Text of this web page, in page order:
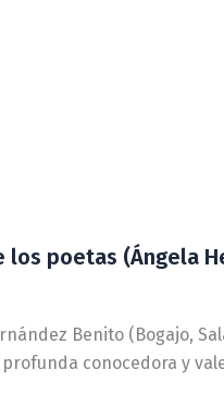
los poetas (Ángela
Benito (Bogajo,
conocedora y